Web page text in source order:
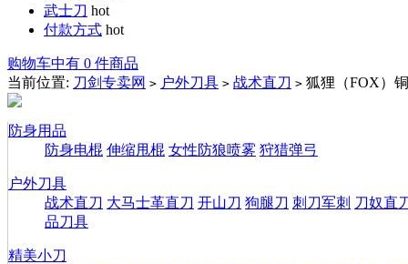
武士刀 hot
付款方式 hot
购物车中有 0 件商品
当前位置: 刀剑专卖网 > 户外刀具 > 战术直刀 > 狐狸（FOX）
防身用品
防身电棍 伸缩甩棍 女性防狼喷雾 狩猎弹弓
户外刀具
战术直刀 大马士革直刀 开山刀 狗腿刀 刺刀军刺 刀奴直
品刀具
精美小刀